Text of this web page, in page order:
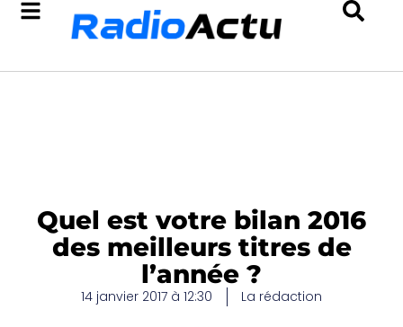
Quel est votre bilan 2016
des meilleurs titres de
l’année ?
14 janvier 2017 à 12:30 La rédaction